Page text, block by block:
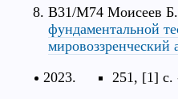
В31/М74 Моисеев
фундаментальной
мировоззренческий
251, [1] с.